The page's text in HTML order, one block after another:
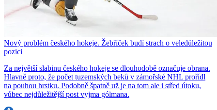
Nový problém českého hokeje. Žebříček budí strach o veledůležitou
pozici
Za největší slabinu českého hokeje se dlouhodobě označuje obrana.
Hlavně proto, že počet tuzemských beků v zámořské NHL prořídl
na pouhou hrstku. Podobně špatně už je na tom ale i střed útoku,
vůbec nejdůležitější post vyjma gólmana.